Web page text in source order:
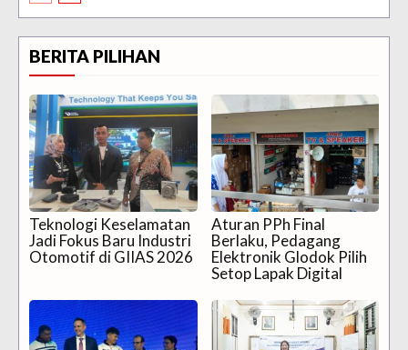
BERITA PILIHAN
Teknologi Keselamatan
Jadi Fokus Baru Industri
Otomotif di GIIAS 2026
Aturan PPh Final
Berlaku, Pedagang
Elektronik Glodok Pilih
Setop Lapak Digital